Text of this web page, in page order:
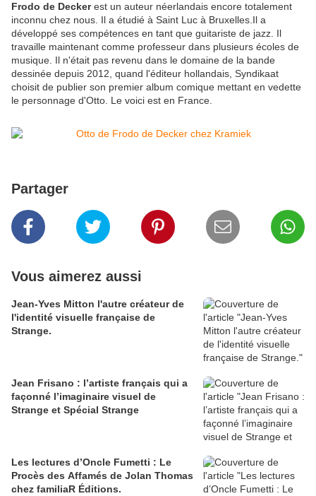
Frodo de Deckerest un auteur néerlandais encore totalement
inconnu chez nous. Il a étudié à Saint Luc à Bruxelles.Il a
développé ses compétences en tant que guitariste de jazz. Il
travaille maintenant comme professeur dans plusieurs écoles de
musique. Il n'était pas revenu dans le domaine de la bande
dessinée depuis 2012, quand l'éditeur hollandais, Syndikaat
choisit de publier son premier album comique mettant en vedette
le personnage d'Otto. Le voici est en France.
Partager
Vous aimerez aussi
Jean-Yves Mitton l'autre créateur de
l'identité visuelle française de
Strange.
Jean Frisano : l’artiste français qui a
façonné l’imaginaire visuel de
Strange et Spécial Strange
Les lectures d’Oncle Fumetti : Le
Procès des Affamés de Jolan Thomas
chez familiaR Éditions.